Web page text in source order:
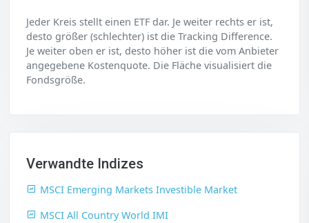
Jeder Kreis stellt einen ETF dar. Je weiter rechts er ist,
desto größer (schlechter) ist die Tracking Difference.
Je weiter oben er ist, desto höher ist die vom Anbieter
angegebene Kostenquote. Die Fläche visualisiert die
Fondsgröße.
Verwandte Indizes
MSCI Emerging Markets Investible Market
MSCI All Country World IMI